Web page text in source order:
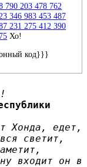
790 203 478 762
346 983 453 487
231 275 412 390
Хо!
код}}}
Хонда, едет,
светит,
входит он в